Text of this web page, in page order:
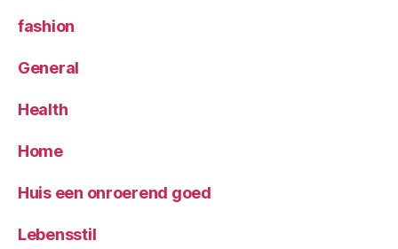
fashion
General
Health
Home
Huis een onroerend goed
Lebensstil